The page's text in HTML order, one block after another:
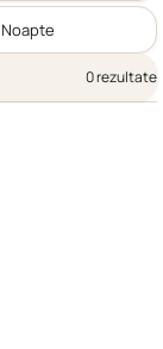
Noapte
0 rezultate